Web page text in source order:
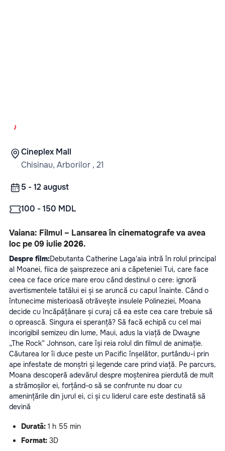
Cineplex Mall
Chisinau, Arborilor , 21
5 - 12 august
100 - 150 MDL
Vaiana: Filmul – Lansarea în cinematografe va avea
loc pe 09 iulie 2026.
Despre film:Debutanta Catherine Laga'aia intră în rolul principal
al Moanei, fiica de șaisprezece ani a căpeteniei Tui, care face
ceea ce face orice mare erou când destinul o cere: ignoră
avertismentele tatălui ei și se aruncă cu capul înainte. Când o
întunecime misterioasă otrăvește insulele Polineziei, Moana
decide cu încăpățânare și curaj că ea este cea care trebuie să
o oprească. Singura ei speranță? Să facă echipă cu cel mai
incorigibil semizeu din lume, Maui, adus la viață de Dwayne
„The Rock” Johnson, care își reia rolul din filmul de animație.
Căutarea lor îi duce peste un Pacific înșelător, purtându-i prin
ape infestate de monștri și legende care prind viață. Pe parcurs,
Moana descoperă adevărul despre moștenirea pierdută de mult
a strămoșilor ei, forțând-o să se confrunte nu doar cu
amenințările din jurul ei, ci și cu liderul care este destinată să
devină
Durată: 1 h 55 min
Format: 3D